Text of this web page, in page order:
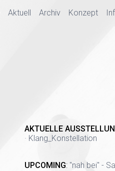
Aktuell Archiv Konzept
AKTUELLE
· Klang_Konstellation
UPCOMING: "nah bei" -